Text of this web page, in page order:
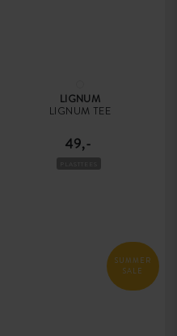
LIGNUM
LIGNUM TEE
49,-
SUMMER
SALE